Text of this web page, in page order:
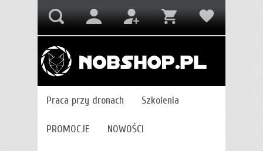
Praca przy dronach Szkolenia
PROMOCJE NOWOŚCI